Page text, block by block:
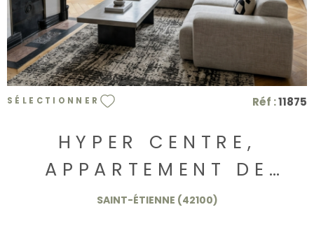
SÉLECTIONNER Réf :11875
HYPER CENTRE,
APPARTEMENT DE
220M2 AVEC
SAINT-ÉTIENNE (42100)